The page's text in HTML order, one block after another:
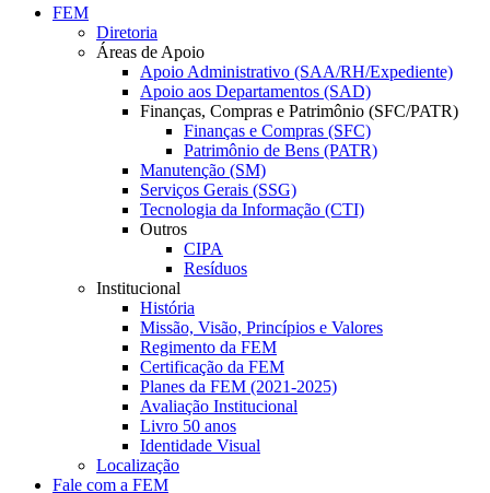
FEM
Diretoria
Áreas de Apoio
Apoio Administrativo (SAA/RH/Expediente)
Apoio aos Departamentos (SAD)
Finanças, Compras e Patrimônio (SFC/PATR)
Finanças e Compras (SFC)
Patrimônio de Bens (PATR)
Manutenção (SM)
Serviços Gerais (SSG)
Tecnologia da Informação (CTI)
Outros
CIPA
Resíduos
Institucional
História
Missão, Visão, Princípios e Valores
Regimento da FEM
Certificação da FEM
Planes da FEM (2021-2025)
Avaliação Institucional
Livro 50 anos
Identidade Visual
Localização
Fale com a FEM